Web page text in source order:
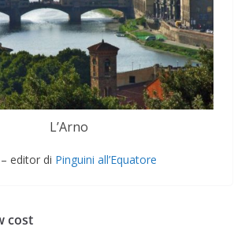
L’Arno
editor di Pinguini all’Equatore
cost